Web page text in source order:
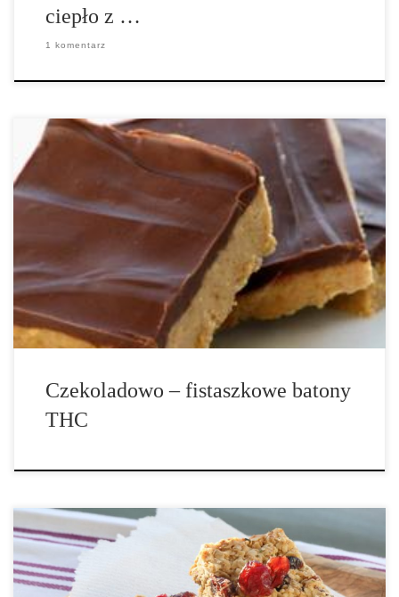
ciepło z …
1 komentarz
Składniki: 6 gramów marihuany 1/2 szklanki oleju 1/3 szklanki
masła orzechowego 1 jajko 1 szklanka brązowego cukru 1 łyżeczka
ekstraktu waniliowego 1 szklanka mąki 1 szklanka płatków
czekoladowych 1. Najpierw musisz aktywować marihuanę i
możesz to zrobić poprzez upieczenie jej […]
Czekoladowo – fistaszkowe batony
THC
Upewnij się, że posiadasz arkusze pergaminu do pieczenia nieco